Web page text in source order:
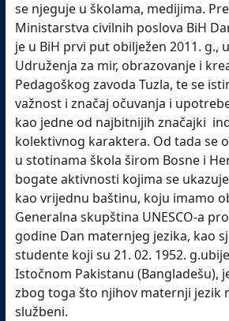
se njeguje u školama, medijima.
Ministarstva civilnih poslova BiH
je u BiH prvi put obilježen 2011. g.,
Udruženja za mir, obrazovanje i
Pedagoškog zavoda Tuzla, te se
važnost i značaj očuvanja i
kao jedne od najbitnijih značajki
kolektivnog karaktera. Od tada se
u stotinama škola širom Bosne i
bogate aktivnosti kojima se
kao vrijednu baštinu, koju imamo
Generalna skupština UNESCO-a
godine Dan maternjeg jezika, kao
studente koji su 21. 02. 1952.
Istočnom Pakistanu (Bangladešu),
zbog toga što njihov maternji jezik
službeni.